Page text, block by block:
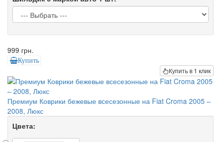
999 грн.
Купить
Купить в 1 клик
Премиум Коврики бежевые всесезонные на Fiat Croma 2005 –
2008, Люкс
Цвета: